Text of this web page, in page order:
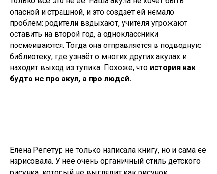
опасной и страшной, и это создаёт ей немало
проблем: родители вздыхают, учителя угрожают
оставить на второй год, а одноклассники
посмеиваются. Тогда она отправляется в подводную
библиотеку, где узнаёт о многих других акулах и
находит выход из тупика. Похоже, что история как
будто не про акул, а про людей.
Елена Репетур не только написала книгу, но и сама её
нарисовала. У неё очень органичный стиль детского
рисунка, который не выглядит как рисунок,